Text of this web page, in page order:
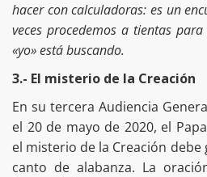
hacer con calculadoras: es un
veces procedemos a tientas
«yo» está buscando.
3.- El misterio de la Creación
En su tercera Audiencia
el 20 de mayo de 2020, el
el misterio de la Creación
canto de alabanza. La